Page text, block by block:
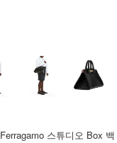
Ferragamo 스튜디오 Box 백